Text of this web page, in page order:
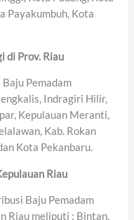
Payakumbuh, Kota
di Prov. Riau
Pemadam
Indragiri Hilir,
Kepulauan Meranti,
Kab. Rokan
Kota Pekanbaru.
Riau
Baju Pemadam
Riau meliputi : Bintan,